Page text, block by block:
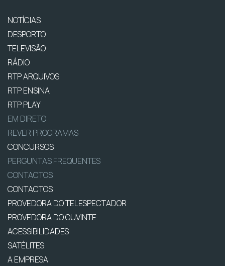
NOTÍCIAS
DESPORTO
TELEVISÃO
RÁDIO
RTP ARQUIVOS
RTP ENSINA
RTP PLAY
EM DIRETO
REVER PROGRAMAS
CONCURSOS
PERGUNTAS FREQUENTES
CONTACTOS
CONTACTOS
PROVEDORA DO TELESPECTADOR
PROVEDORA DO OUVINTE
ACESSIBILIDADES
SATÉLITES
A EMPRESA